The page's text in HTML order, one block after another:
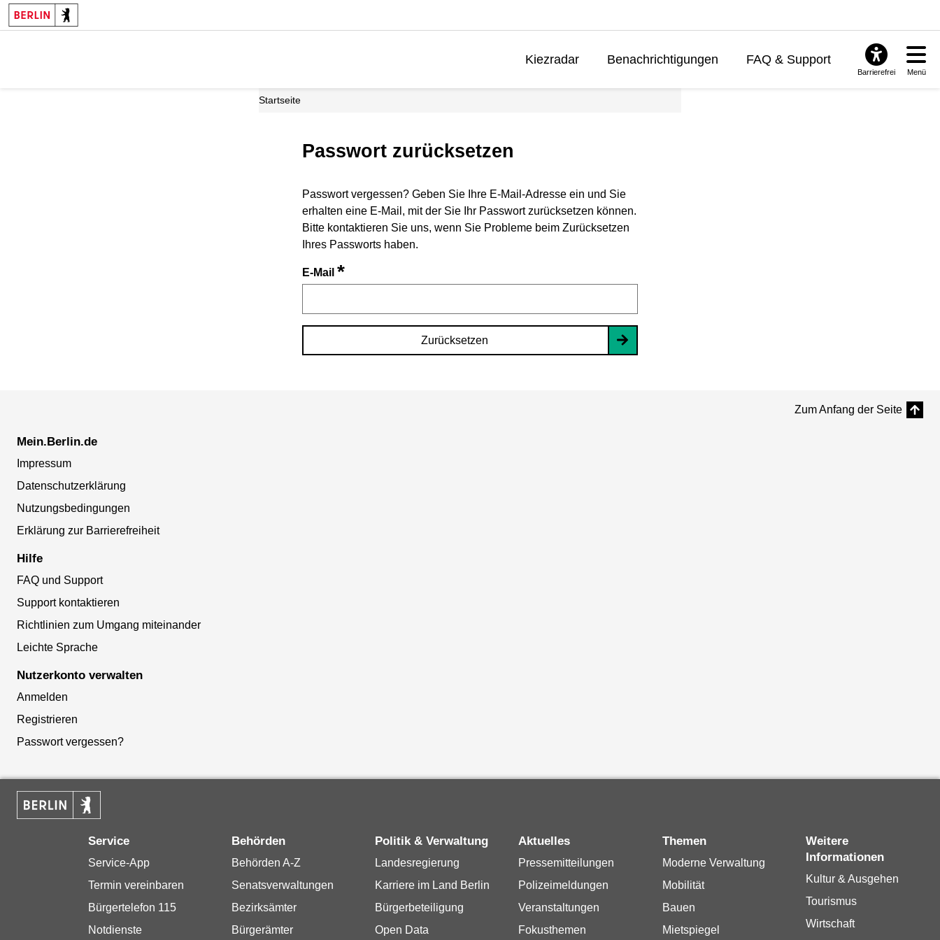
Kiezradar Benachrichtigungen FAQ & Support
Barrierefrei Menü
Startseite
Passwort zurücksetzen
Passwort vergessen? Geben Sie Ihre E-Mail-Adresse ein und Sie
erhalten eine E-Mail, mit der Sie Ihr Passwort zurücksetzen können.
Bitte kontaktieren Sie uns, wenn Sie Probleme beim Zurücksetzen
Ihres Passworts haben.
E-Mail *
Zurücksetzen
Zum Anfang der Seite
Mein.Berlin.de
Impressum
Datenschutzerklärung
Nutzungsbedingungen
Erklärung zur Barrierefreiheit
Hilfe
FAQ und Support
Support kontaktieren
Richtlinien zum Umgang miteinander
Leichte Sprache
Nutzerkonto verwalten
Anmelden
Registrieren
Passwort vergessen?
Service
Service-App
Termin vereinbaren
Bürgertelefon 115
Notdienste
Behörden
Behörden A-Z
Senatsverwaltungen
Bezirksämter
Bürgerämter
Politik & Verwaltung
Landesregierung
Karriere im Land Berlin
Bürgerbeteiligung
Open Data
Aktuelles
Pressemitteilungen
Polizeimeldungen
Veranstaltungen
Fokusthemen
Themen
Moderne Verwaltung
Mobilität
Bauen
Mietspiegel
Weitere
Informationen
Kultur & Ausgehen
Tourismus
Wirtschaft